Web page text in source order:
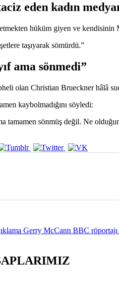
eden kadın
hüküm giyen ve kendisinin
taşıyarak sömürdü.”
ama sönmedi”
olan Christian Brueckner hâlâ
kaybolmadığını söyledi:
tamamen sönmüş değil. Ne
Gerry McCann BBC